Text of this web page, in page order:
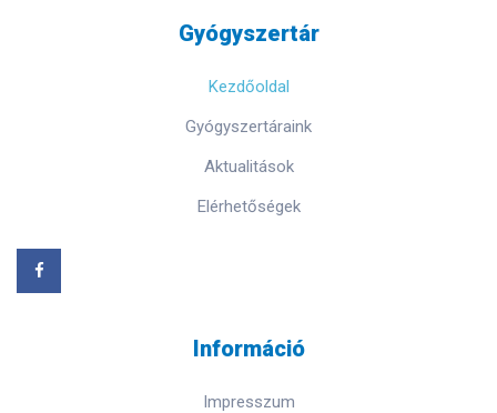
Gyógyszertár
Kezdőoldal
Gyógyszertáraink
Aktualitások
Elérhetőségek
Információ
Impresszum